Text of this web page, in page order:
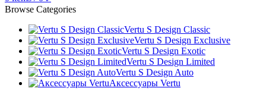
Browse Categories
Vertu S Design Classic
Vertu S Design Exclusive
Vertu S Design Exotic
Vertu S Design Limited
Vertu S Design Auto
Аксессуары Vertu